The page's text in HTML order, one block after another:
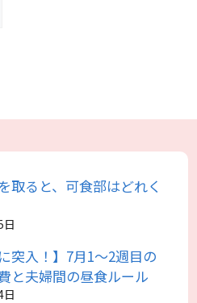
取ると、可食部はどれく
突入！】7月1～2週目の
と夫婦間の昼食ルール